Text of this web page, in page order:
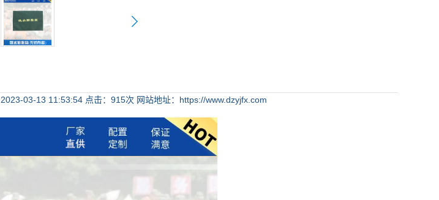
2023-03-13 11:53:54 点击： 915次 网站地址：https://www.dzyjfx.com